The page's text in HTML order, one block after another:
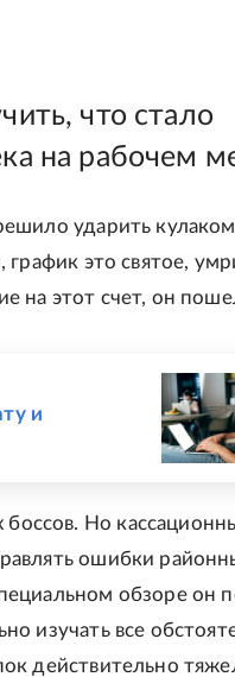
что стало
на рабочем
ударить
это святое,
на этот счет, он
и
Но
ошибки
обзоре он
изучать все
действительно